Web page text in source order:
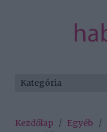
Kezdőlap / Egyéb /